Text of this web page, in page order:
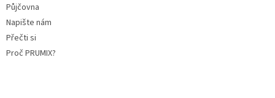
Půjčovna
Napište nám
Přečti si
Proč PRUMIX?